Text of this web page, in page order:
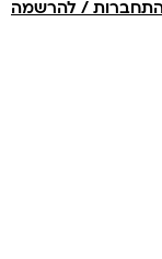
/ להרשמה